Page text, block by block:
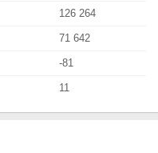
126 264
71 642
-81
11